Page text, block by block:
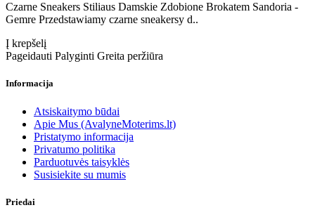
Czarne Sneakers Stiliaus Damskie Zdobione Brokatem Sandoria -
Gemre Przedstawiamy czarne sneakersy d..
Į krepšelį
Pageidauti Palyginti Greita peržiūra
Informacija
Atsiskaitymo būdai
Apie Mus (AvalyneMoterims.lt)
Pristatymo informacija
Privatumo politika
Parduotuvės taisyklės
Susisiekite su mumis
Priedai